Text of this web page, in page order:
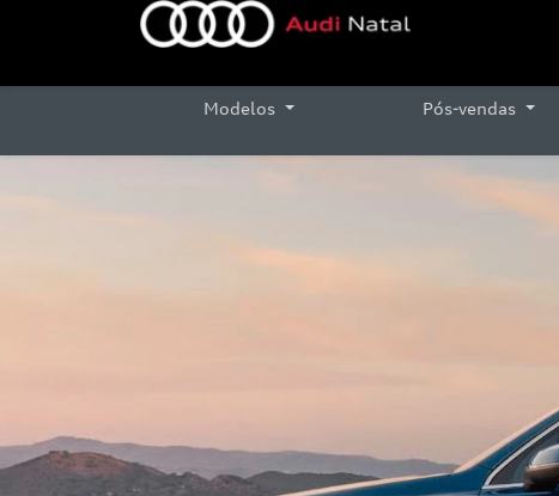
Modelos Pós-vendas